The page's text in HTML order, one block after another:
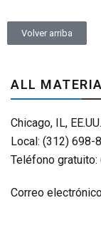
Volver arriba
ALL
Chicago, IL, EE.UU.
Local: (312) 698-
Teléfono
Correo